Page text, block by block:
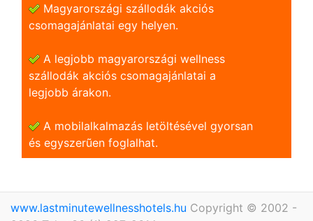
Magyarországi szállodák akciós
csomagajánlatai egy helyen.
A legjobb magyarországi wellness
szállodák akciós csomagajánlatai a
legjobb árakon.
A mobilalkalmazás letöltésével gyorsan
és egyszerũen foglalhat.
www.lastminutewellnesshotels.hu Copyright © 2002 -